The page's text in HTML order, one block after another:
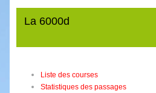
La 6000d
Liste des courses
Statistiques des passages